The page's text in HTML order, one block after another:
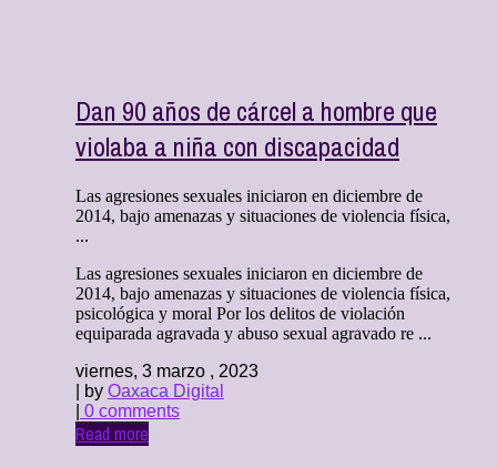
Dan 90 años de cárcel a hombre que
violaba a niña con discapacidad
Las agresiones sexuales iniciaron en diciembre de
2014, bajo amenazas y situaciones de violencia física,
...
Las agresiones sexuales iniciaron en diciembre de
2014, bajo amenazas y situaciones de violencia física,
psicológica y moral Por los delitos de violación
equiparada agravada y abuso sexual agravado re ...
viernes, 3 marzo , 2023
| by Oaxaca Digital
0 comments
Read more